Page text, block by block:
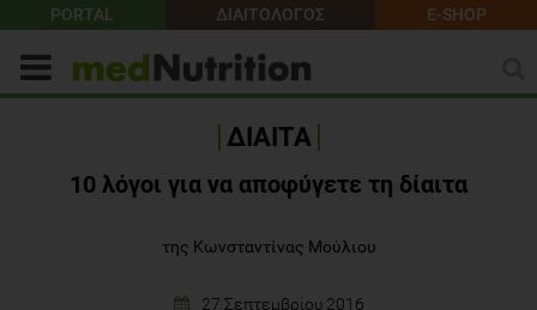
PORTAL ΔΙΑΙΤΟΛΟΓΟΣ E-SHOP
ΔΙΑΙΤΑ
10 λόγοι για να αποφύγετε τη δίαιτα
της Κωνσταντίνας Μούλιου
27 Σεπτεμβρίου 2016